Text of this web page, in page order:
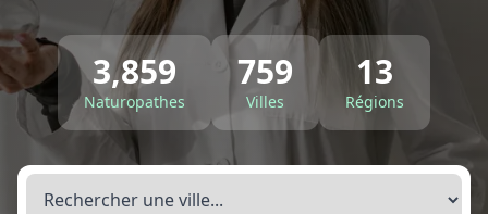
3,859
Naturopathes
759
Villes
13
Régions